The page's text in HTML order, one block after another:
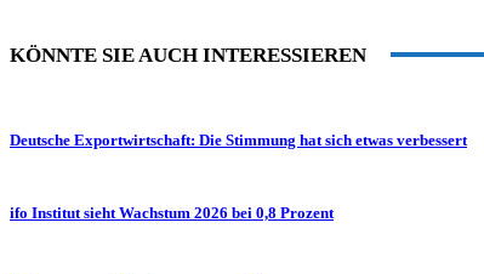
KÖNNTE SIE AUCH INTERESSIEREN
Deutsche Exportwirtschaft: Die Stimmung hat sich etwas verbessert
ifo Institut sieht Wachstum 2026 bei 0,8 Prozent